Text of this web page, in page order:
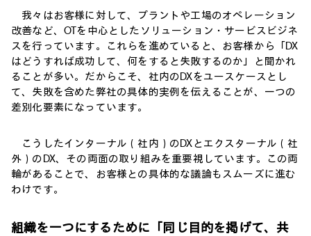
我々はお客様に対して、プラントや工場のオペレーション
改善など、OTを中心としたソリューション・サービスビジネ
スを行っています。これらを進めていると、お客様から「DX
はどうすれば成功して、何をすると失敗するのか」と聞かれ
ることが多い。だからこそ、社内のDXをユースケースとし
て、失敗を含めた弊社の具体的実例を伝えることが、一つの
差別化要素になっています。
こうしたインターナル（社内）のDXとエクスターナル（社
外）のDX、その両面の取り組みを重要視しています。この両
輪があることで、お客様との具体的な議論もスムーズに進む
わけです。
組織を一つにするために「同じ目的を掲げて、共